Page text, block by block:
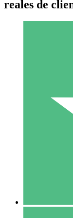
Paga según el
reales de